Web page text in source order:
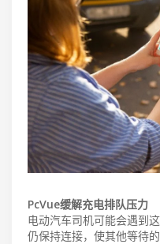
PcVue缓解充电排队压力
电动汽车司机可能会遇到
仍保持连接，使其他等待